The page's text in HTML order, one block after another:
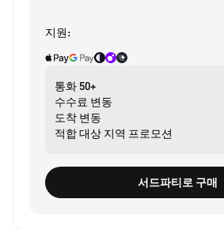
지원:
통화 50+
수수료 변동
도착 변동
적합 대상 지역 프로모션
서드파티로 구매